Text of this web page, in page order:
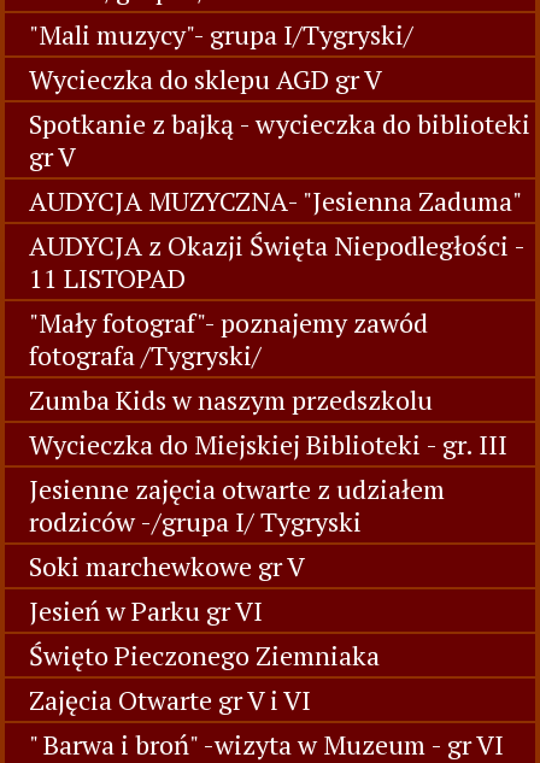
"Mali muzycy"- grupa I/Tygryski/
Wycieczka do sklepu AGD gr V
Spotkanie z bajką - wycieczka do biblioteki
gr V
AUDYCJA MUZYCZNA- "Jesienna Zaduma"
AUDYCJA z Okazji Święta Niepodległości -
11 LISTOPAD
"Mały fotograf"- poznajemy zawód
fotografa /Tygryski/
Zumba Kids w naszym przedszkolu
Wycieczka do Miejskiej Biblioteki - gr. III
Jesienne zajęcia otwarte z udziałem
rodziców -/grupa I/ Tygryski
Soki marchewkowe gr V
Jesień w Parku gr VI
Święto Pieczonego Ziemniaka
Zajęcia Otwarte gr V i VI
" Barwa i broń" -wizyta w Muzeum - gr VI